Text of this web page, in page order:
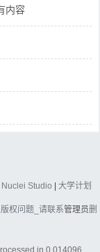
内容
Nuclei Studio | 大学计划
权问题_请联系管理员删
in 0.014096